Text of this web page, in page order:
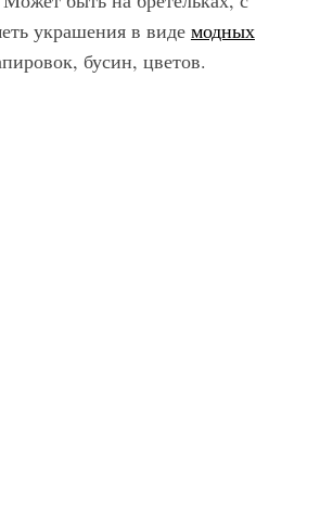
украшения в виде модных
бусин, цветов.